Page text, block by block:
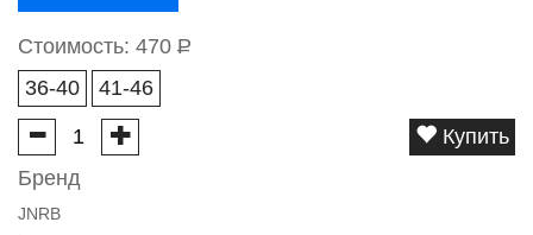
Стоимость: 470 Р
36-40
41-46
Купить
Бренд
JNRB